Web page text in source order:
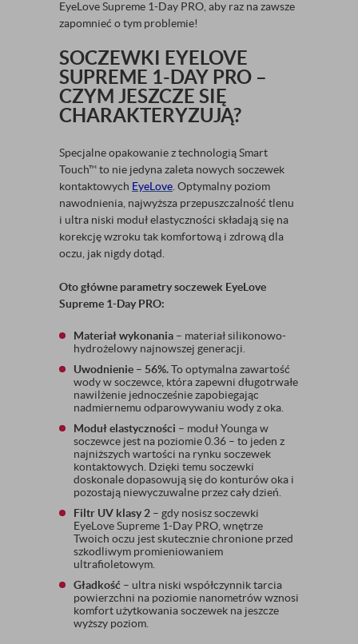
EyeLove Supreme 1-Day PRO, aby raz na zawsze
zapomnieć o tym problemie!
SOCZEWKI EYELOVE
SUPREME 1-DAY PRO –
CZYM JESZCZE SIĘ
CHARAKTERYZUJĄ?
Specjalne opakowanie z technologią Smart
Touch​​™ to nie jedyna zaleta nowych soczewek
kontaktowych EyeLove. Optymalny poziom
nawodnienia, najwyższa przepuszczalność tlenu
i ultra niski moduł elastyczności składają się na
korekcję wzroku tak komfortową i zdrową dla
oczu, jak nigdy dotąd.
Oto główne parametry soczewek EyeLove
Supreme 1-Day PRO:
Materiał wykonania – materiał silikonowo-
hydrożelowy najnowszej generacji.
Uwodnienie – 56%.To optymalna zawartość
wody w soczewce, która zapewni długotrwałe
nawilżenie jednocześnie zapobiegając
nadmiernemu odparowywaniu wody z oka.
Moduł elastyczności – moduł Younga w
soczewce jest na poziomie 0.36 – to jeden z
najniższych wartości na rynku soczewek
kontaktowych. Dzięki temu soczewki
doskonale dopasowują się do konturów oka i
pozostają niewyczuwalne przez cały dzień.
Filtr UV klasy 2 – gdy nosisz soczewki
EyeLove Supreme 1-Day PRO, wnętrze
Twoich oczu jest skutecznie chronione przed
szkodliwym promieniowaniem
ultrafioletowym.
Gładkość – ultra niski współczynnik tarcia
powierzchni na poziomie nanometrów wznosi
komfort użytkowania soczewek na jeszcze
wyższy poziom.